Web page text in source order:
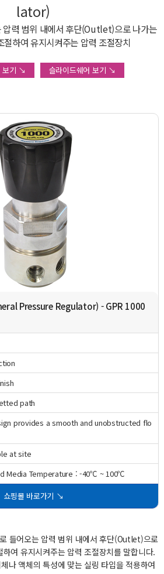
lator)
력 범위 내에서 후단(Outlet)으로 나가는
절하여 유지시켜주는 압력 조절장치
보기 ↘ 슬라이드쉐어 보기 ↘
Pressure Regulator) - GPR 1000
path
provides a smooth and unobstructed flo
at site
Media Temperature : -40℃ ~ 100℃
쇼핑몰 바로가기 ↘
들어오는 압력 범위 내에서 후단(Outlet)으로
여 유지시켜주는 압력 조절장치를 말합니다.
나 액체의 특성에 맞는 실링 타입을 적용하여